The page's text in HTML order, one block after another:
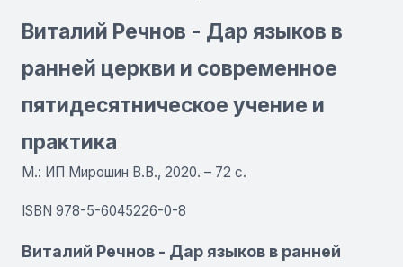
Виталий Речнов - Дар языков в
ранней церкви и современное
пятидесятническое учение и
практика
М.: ИП Мирошин В.В., 2020. – 72 с.
ISBN 978-5-6045226-0-8
Виталий Речнов - Дар языков в ранней